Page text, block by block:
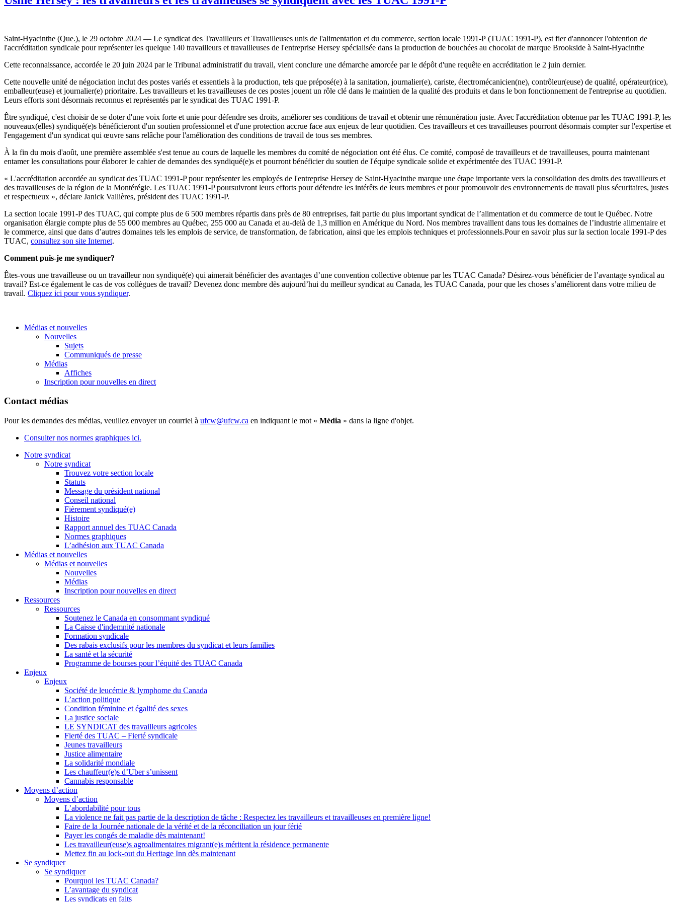
Saint-Hyacinthe (Que.), le 29 octobre 2024 — Le syndicat des Travailleurs et Travailleuses unis de l'alimentation et du commerce, section locale 1991-P (TUAC 1991-P), est fier d'annoncer l'obtention de
l'accréditation syndicale pour représenter les quelque 140 travailleurs et travailleuses de l'entreprise Hersey spécialisée dans la production de bouchées au chocolat de marque Brookside à Saint-Hyacinthe
Cette reconnaissance, accordée le 20 juin 2024 par le Tribunal administratif du travail, vient conclure une démarche amorcée par le dépôt d'une requête en accréditation le 2 juin dernier.
Cette nouvelle unité de négociation inclut des postes variés et essentiels à la production, tels que préposé(e) à la sanitation, journalier(e), cariste, électromécanicien(ne), contrôleur(euse) de qualité, opérateur(rice),
emballeur(euse) et journalier(e) prioritaire. Les travailleurs et les travailleuses de ces postes jouent un rôle clé dans le maintien de la qualité des produits et dans le bon fonctionnement de l'entreprise au quotidien.
Leurs efforts sont désormais reconnus et représentés par le syndicat des TUAC 1991-P.
Être syndiqué, c'est choisir de se doter d'une voix forte et unie pour défendre ses droits, améliorer ses conditions de travail et obtenir une rémunération juste. Avec l'accréditation obtenue par les TUAC 1991-P, les
nouveaux(elles) syndiqué(e)s bénéficieront d'un soutien professionnel et d'une protection accrue face aux enjeux de leur quotidien. Ces travailleurs et ces travailleuses pourront désormais compter sur l'expertise et
l'engagement d'un syndicat qui œuvre sans relâche pour l'amélioration des conditions de travail de tous ses membres.
À la fin du mois d'août, une première assemblée s'est tenue au cours de laquelle les membres du comité de négociation ont été élus. Ce comité, composé de travailleurs et de travailleuses, pourra maintenant
entamer les consultations pour élaborer le cahier de demandes des syndiqué(e)s et pourront bénéficier du soutien de l'équipe syndicale solide et expérimentée des TUAC 1991-P.
« L'accréditation accordée au syndicat des TUAC 1991-P pour représenter les employés de l'entreprise Hersey de Saint-Hyacinthe marque une étape importante vers la consolidation des droits des travailleurs et
des travailleuses de la région de la Montérégie. Les TUAC 1991-P poursuivront leurs efforts pour défendre les intérêts de leurs membres et pour promouvoir des environnements de travail plus sécuritaires, justes
et respectueux », déclare Janick Vallières, président des TUAC 1991-P.
La section locale 1991‑P des TUAC, qui compte plus de 6 500 membres répartis dans près de 80 entreprises, fait partie du plus important syndicat de l’alimentation et du commerce de tout le Québec. Notre
organisation élargie compte plus de 55 000 membres au Québec, 255 000 au Canada et au-delà de 1,3 million en Amérique du Nord. Nos membres travaillent dans tous les domaines de l’industrie alimentaire et
le commerce, ainsi que dans d’autres domaines tels les emplois de service, de transformation, de fabrication, ainsi que les emplois techniques et professionnels.Pour en savoir plus sur la section locale 1991-P des
TUAC, consultez son site Internet.
Comment puis-je me syndiquer?
Êtes-vous une travailleuse ou un travailleur non syndiqué(e) qui aimerait bénéficier des avantages d’une convention collective obtenue par les TUAC Canada? Désirez-vous bénéficier de l’avantage syndical au
travail? Est-ce également le cas de vos collègues de travail? Devenez donc membre dès aujourd’hui du meilleur syndicat au Canada, les TUAC Canada, pour que les choses s’améliorent dans votre milieu de
travail. Cliquez ici pour vous syndiquer.
Médias et nouvelles
Nouvelles
Sujets
Communiqués de presse
Médias
Affiches
Inscription pour nouvelles en direct
Contact médias
Pour les demandes des médias, veuillez envoyer un courriel à ufcw@ufcw.ca en indiquant le mot « Média » dans la ligne d'objet.
Consulter nos normes graphiques ici.
Notre syndicat
Notre syndicat
Trouvez votre section locale
Statuts
Message du président national
Conseil national
Fièrement syndiqué(e)
Histoire
Rapport annuel des TUAC Canada
Normes graphiques
L’adhésion aux TUAC Canada
Médias et nouvelles
Médias et nouvelles
Nouvelles
Médias
Inscription pour nouvelles en direct
Ressources
Ressources
Soutenez le Canada en consommant syndiqué
La Caisse d'indemnité nationale
Formation syndicale
Des rabais exclusifs pour les membres du syndicat et leurs families
La santé et la sécurité
Programme de bourses pour l’équité des TUAC Canada
Enjeux
Enjeux
Société de leucémie & lymphome du Canada
L’action politique
Condition féminine et égalité des sexes
La justice sociale
LE SYNDICAT des travailleurs agricoles
Fierté des TUAC – Fierté syndicale
Jeunes travailleurs
Justice alimentaire
La solidarité mondiale
Les chauffeur(e)s d’Uber s’unissent
Cannabis responsable
Moyens d’action
Moyens d’action
L’abordabilité pour tous
La violence ne fait pas partie de la description de tâche : Respectez les travailleurs et travailleuses en première ligne!
Faire de la Journée nationale de la vérité et de la réconciliation un jour férié
Payer les congés de maladie dès maintenant!
Les travailleur(euse)s agroalimentaires migrant(e)s méritent la résidence permanente
Mettez fin au lock-out du Heritage Inn dès maintenant
Se syndiquer
Se syndiquer
Pourquoi les TUAC Canada?
L’avantage du syndicat
Les syndicats en faits